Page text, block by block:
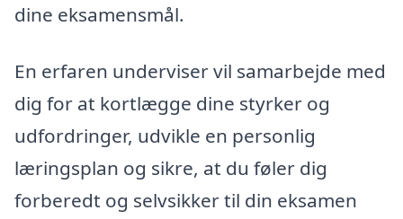
dine eksamensmål.
En erfaren underviser vil samarbejde med
dig for at kortlægge dine styrker og
udfordringer, udvikle en personlig
læringsplan og sikre, at du føler dig
forberedt og selvsikker til din eksamen